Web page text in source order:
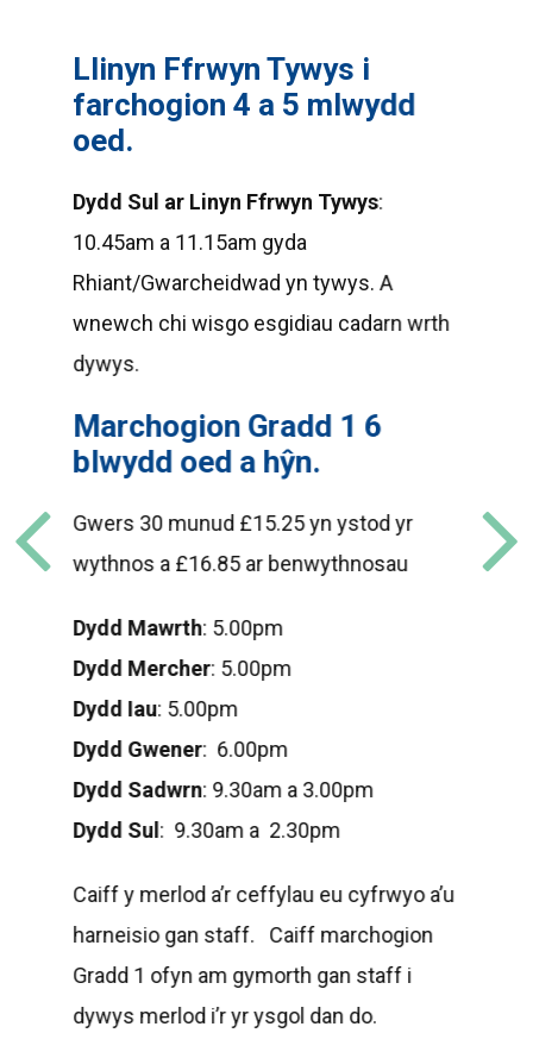
Llinyn Ffrwyn Tywys i
farchogion 4 a 5 mlwydd
oed.
Dydd Sul ar Linyn Ffrwyn Tywys:
10.45am a 11.15am gyda
Rhiant/Gwarcheidwad yn tywys. A
wnewch chi wisgo esgidiau cadarn wrth
dywys.
Marchogion Gradd 1 6
blwydd oed a hŷn.
Gwers 30 munud £15.25 yn ystod yr
wythnos a £16.85 ar benwythnosau
Dydd Mawrth: 5.00pm
Dydd Mercher: 5.00pm
Dydd Iau: 5.00pm
Dydd Gwener: 6.00pm
Dydd Sadwrn: 9.30am a 3.00pm
Dydd Sul : 9.30am a 2.30pm
Caiff y merlod a’r ceffylau eu cyfrwyo a’u
harneisio gan staff. Caiff marchogion
Gradd 1 ofyn am gymorth gan staff i
dywys merlod i’r yr ysgol dan do.